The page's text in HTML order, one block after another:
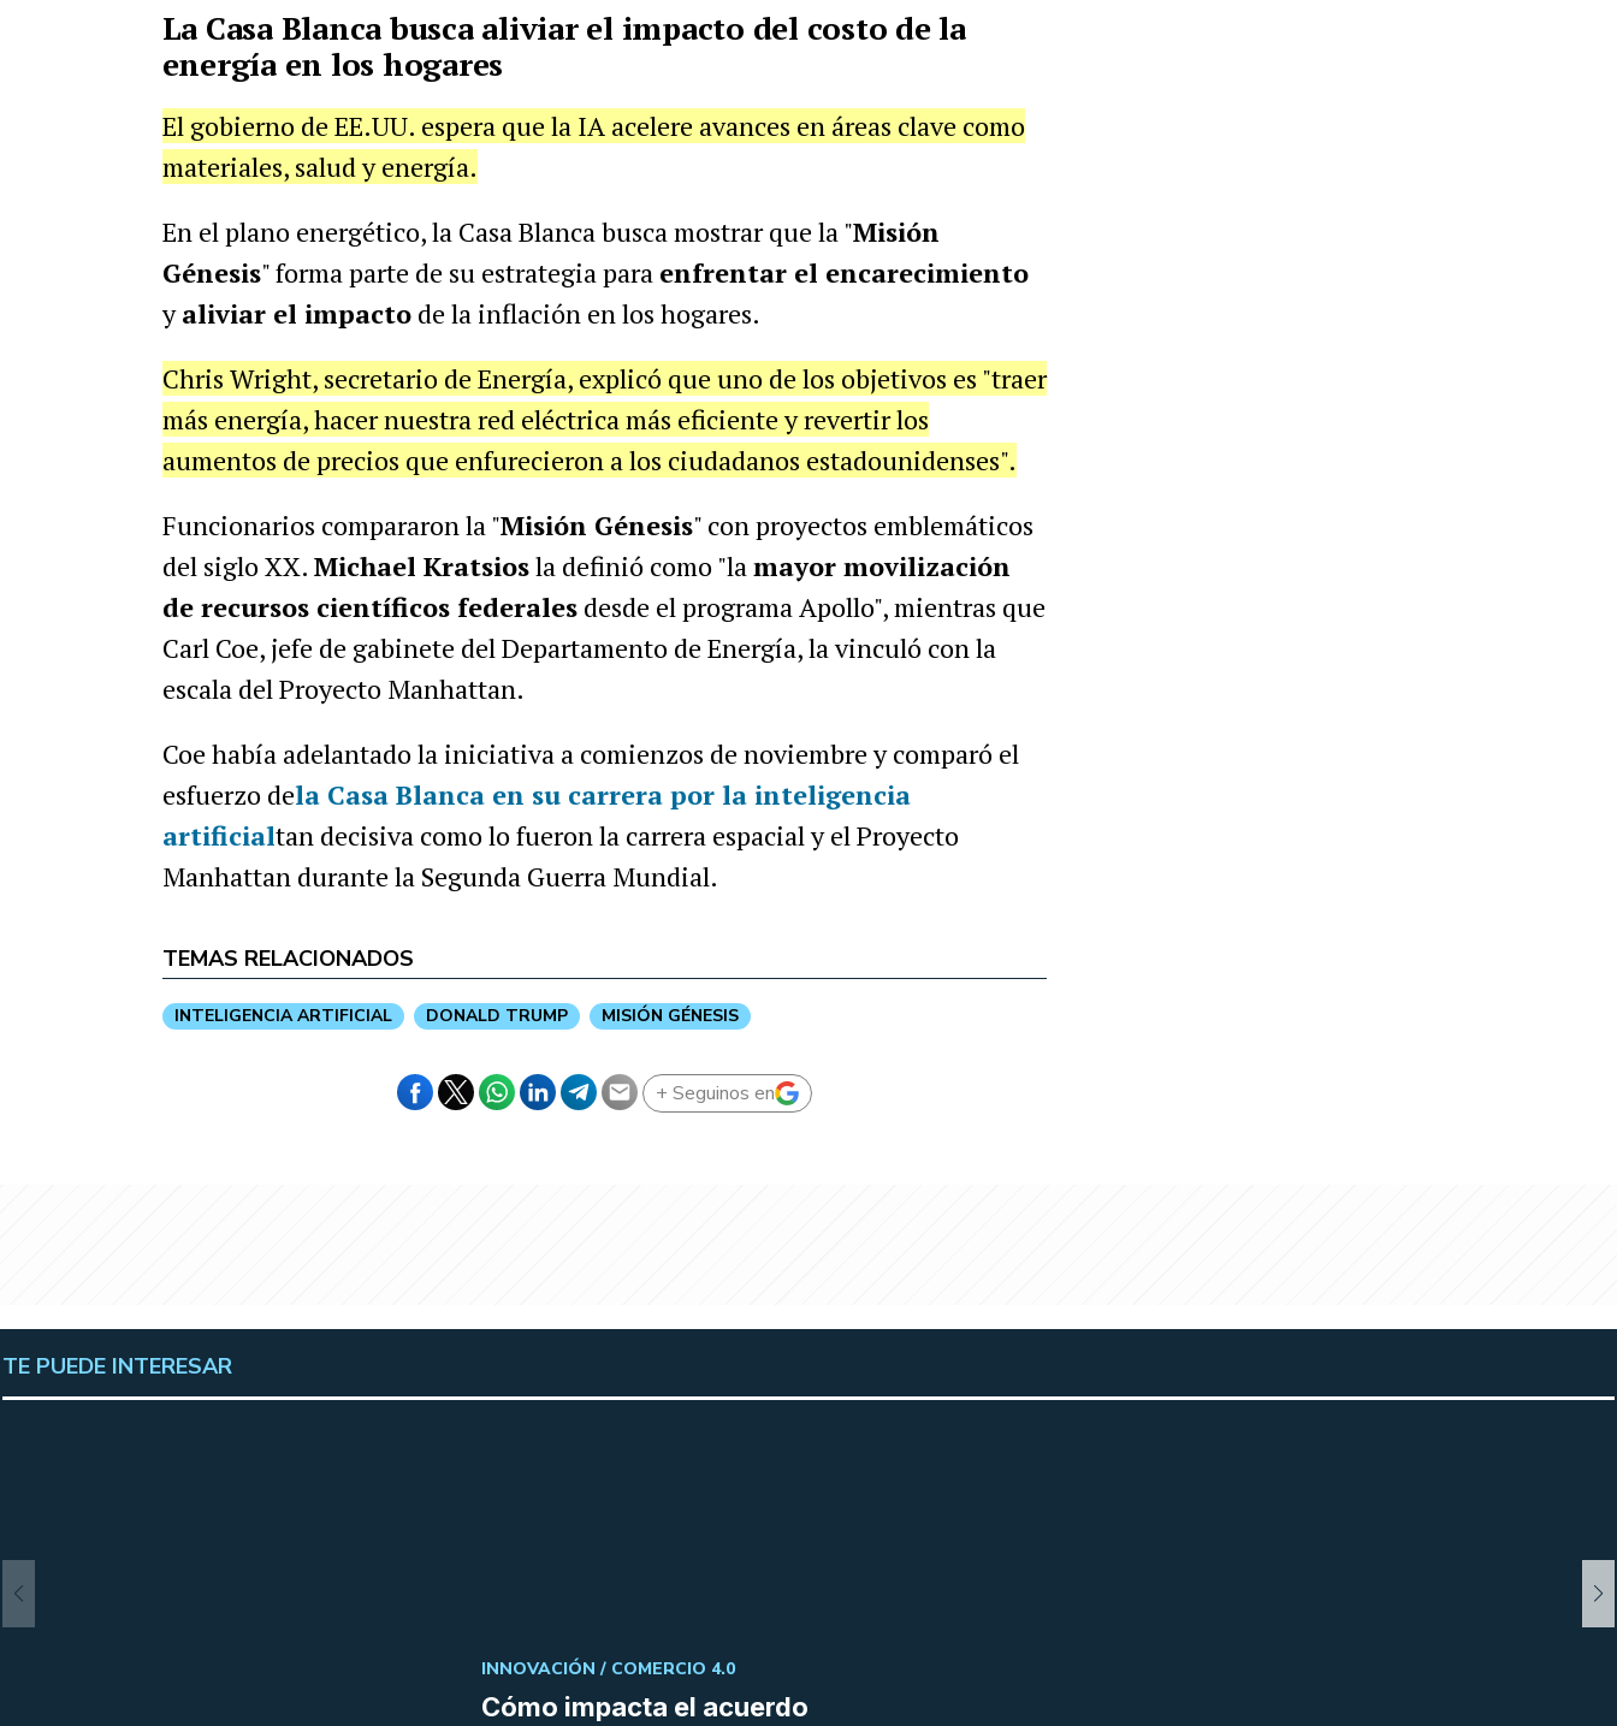
La Casa Blanca busca aliviar el impacto del costo de la
energía en los hogares
El gobierno de EE.UU. espera que la IA acelere avances en áreas clave como
materiales, salud y energía.
En el plano energético, la Casa Blanca busca mostrar que la "Misión
Génesis" forma parte de su estrategia para enfrentar el encarecimiento
yaliviar el impactode la inflación en los hogares.
Chris Wright, secretario de Energía, explicó que uno de los objetivos es "traer
más energía, hacer nuestra red eléctrica más eficiente y revertir los
aumentos de precios que enfurecieron a los ciudadanos estadounidenses".
Funcionarios compararon la "Misión Génesis" con proyectos emblemáticos
del siglo XX. Michael Kratsiosla definió como "lamayor movilización
de recursos científicos federalesdesde el programa Apollo", mientras que
Carl Coe, jefe de gabinete del Departamento de Energía, la vinculó con la
escala del Proyecto Manhattan.
Coe había adelantado la iniciativa a comienzos de noviembre y comparó el
esfuerzo dela Casa Blanca en su carrera por la inteligencia
artificialtan decisiva como lo fueron la carrera espacial y el Proyecto
Manhattan durante la Segunda Guerra Mundial.
TEMAS RELACIONADOS
INTELIGENCIA ARTIFICIAL DONALD TRUMP MISIÓN GÉNESIS
+ Seguinos en
TE PUEDE INTERESAR
Cómo impacta el acuerdo
INNOVACIÓN / COMERCIO 4.0